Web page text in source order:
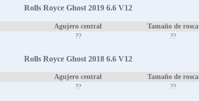
Rolls Royce Ghost 2019 6.6 V12
Agujero central Tamaño de rosca
?? ??
Rolls Royce Ghost 2018 6.6 V12
Agujero central Tamaño de rosca
?? ??